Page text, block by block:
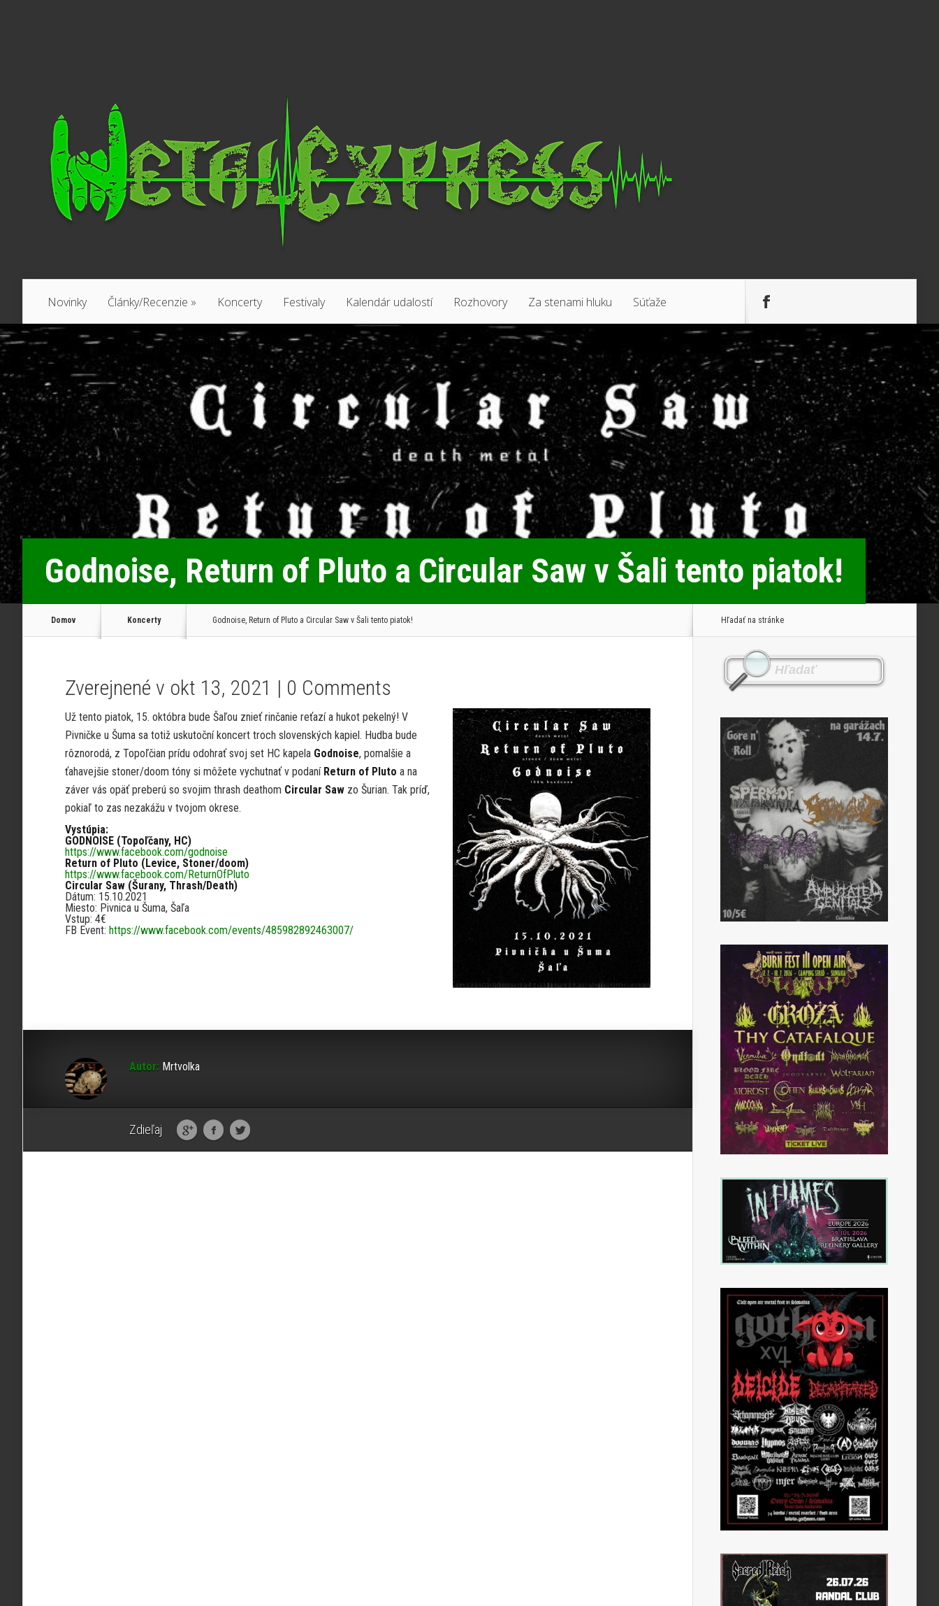
Novinky Články/Recenzie » Koncerty Festivaly Kalendár udalostí Rozhovory Za stenami hluku Súťaže
Godnoise, Return of Pluto a Circular Saw v Šali tento piatok!
Domov Koncerty Godnoise, Return of Pluto a Circular Saw v Šali tento piatok!
Zverejnené v okt 13, 2021 | 0 Comments
Už tento piatok, 15. októbra bude Šaľou znieť rinčanie reťazí a hukot pekelný! V
Pivničke u Šuma sa totiž uskutoční koncert troch slovenských kapiel. Hudba bude
rôznorodá, z Topoľčian prídu odohrať svoj set HC kapela Godnoise, pomalšie a
ťahavejšie stoner/doom tóny si môžete vychutnať v podaní Return of Pluto a na
záver vás opäť preberú so svojim thrash deathom Circular Saw zo Šurian. Tak príď,
pokiaľ to zas nezakážu v tvojom okrese.
Vystúpia:
GODNOISE (Topoľčany, HC)
https://www.facebook.com/godnoise
Return of Pluto (Levice, Stoner/doom)
https://www.facebook.com/ReturnOfPluto
Circular Saw (Šurany, Thrash/Death)
Dátum: 15.10.2021
Miesto: Pivnica u Šuma, Šaľa
Vstup: 4€
FB Event: https://www.facebook.com/events/485982892463007/
Autor: Mrtvolka
Zdieľaj
Hľadať na stránke